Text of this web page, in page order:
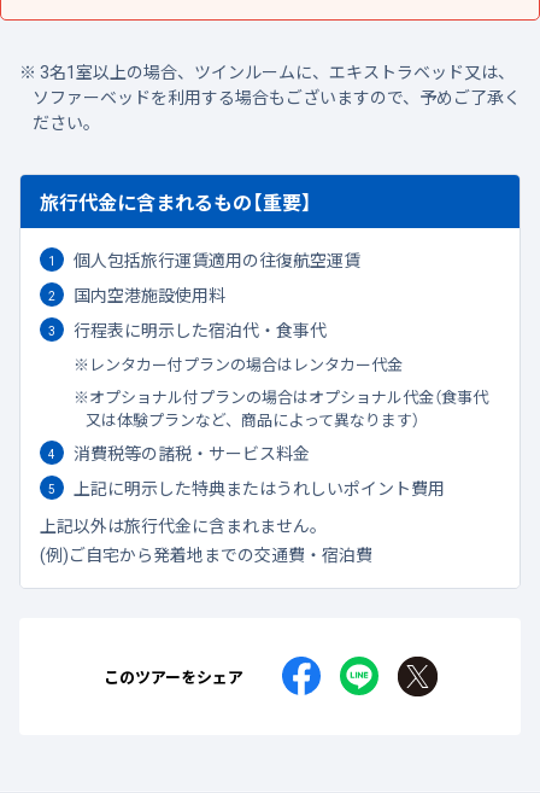
3名1室以上の場合、ツインルームに、エキストラベッド又は、
ソファーベッドを利用する場合もございますので、予めご了承く
ださい。
旅行代金に含まれるもの【重要】
個人包括旅行運賃適用の往復航空運賃
国内空港施設使用料
行程表に明示した宿泊代・食事代
レンタカー付プランの場合はレンタカー代金
オプショナル付プランの場合はオプショナル代金（食事代
又は体験プランなど、商品によって異なります）
消費税等の諸税・サービス料金
上記に明示した特典またはうれしいポイント費用
上記以外は旅行代金に含まれません。
(例)ご自宅から発着地までの交通費・宿泊費
このツアーをシェア